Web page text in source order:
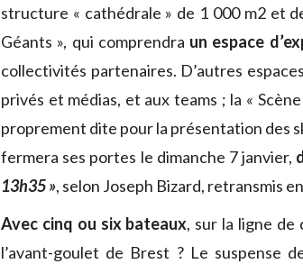
structure « cathédrale » de 1 000 m2 et
Géants », qui comprendra un espace
collectivités partenaires. D’autres
privés et médias, et aux teams ; la «
proprement dite pour la présentation des
fermera ses portes le dimanche 7 janvier,
13h35 », selon Joseph Bizard, retransmis
Avec cinq ou six bateaux, sur la ligne de
l’avant-goulet de Brest ? Le suspense